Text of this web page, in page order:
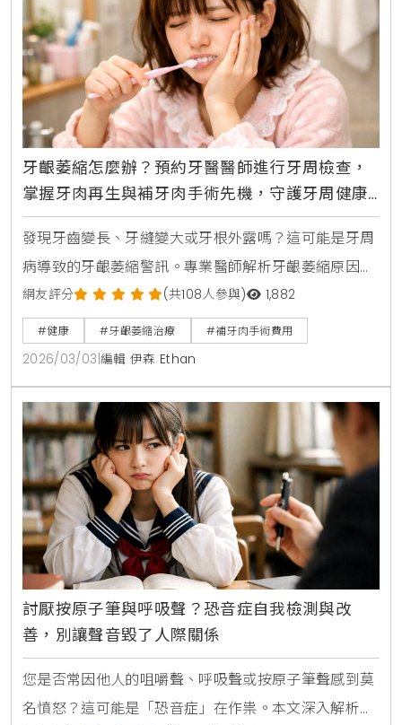
牙齦萎縮怎麼辦？預約牙醫醫師進行牙周檢查，
掌握牙肉再生與補牙肉手術先機，守護牙周健康
告別敏感牙
發現牙齒變長、牙縫變大或牙根外露嗎？這可能是牙周
病導致的牙齦萎縮警訊。專業醫師解析牙齦萎縮原因，
並提供從洗牙、牙根刮治到補牙肉手術的完整治療對
策。掌握正確刷牙方法與日常護理，預防不可逆的齒槽
骨流失，找回健康自信的笑容。
網友評分 (共108人參與) 1,882
#健康 #牙齦萎縮治療 #補牙肉手術費用
2026/03/03 編輯 伊森 Ethan
討厭按原子筆與呼吸聲？恐音症自我檢測與改
善，別讓聲音毀了人際關係
您是否常因他人的咀嚼聲、呼吸聲或按原子筆聲感到莫
名憤怒？這可能是「恐音症」在作祟。本文深入解析恐